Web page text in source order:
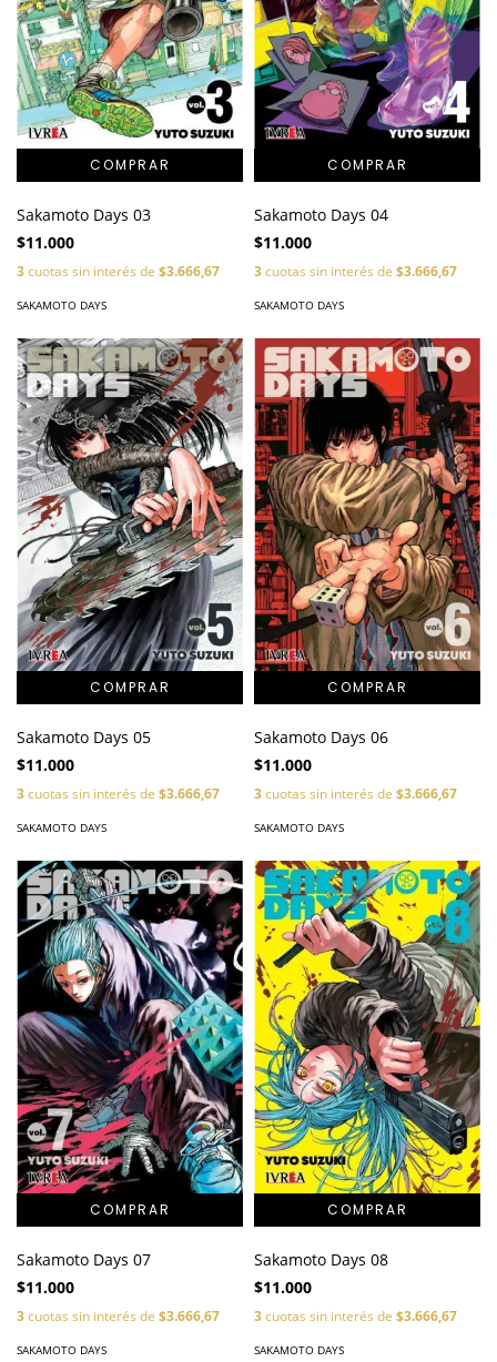
Sakamoto Days 03
$11.000
3cuotas sin interés de $3.666,67
SAKAMOTO DAYS
Sakamoto Days 04
$11.000
3cuotas sin interés de $3.666,67
SAKAMOTO DAYS
Sakamoto Days 05
$11.000
3cuotas sin interés de $3.666,67
SAKAMOTO DAYS
Sakamoto Days 06
$11.000
3cuotas sin interés de $3.666,67
SAKAMOTO DAYS
Sakamoto Days 07
$11.000
3cuotas sin interés de $3.666,67
SAKAMOTO DAYS
Sakamoto Days 08
$11.000
3cuotas sin interés de $3.666,67
SAKAMOTO DAYS